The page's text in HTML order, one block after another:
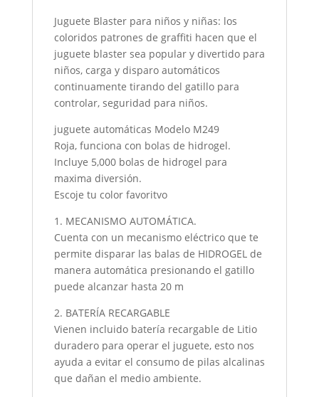
Juguete Blaster para niños y niñas: los
coloridos patrones de graffiti hacen que el
juguete blaster sea popular y divertido para
niños, carga y disparo automáticos
continuamente tirando del gatillo para
controlar, seguridad para niños.
juguete automáticas Modelo M249
Roja, funciona con bolas de hidrogel.
Incluye 5,000 bolas de hidrogel para
maxima diversión.
Escoje tu color favoritvo
1. MECANISMO AUTOMÁTICA.
Cuenta con un mecanismo eléctrico que te
permite disparar las balas de HIDROGEL de
manera automática presionando el gatillo
puede alcanzar hasta 20 m
2. BATERÍA RECARGABLE
Vienen incluido batería recargable de Litio
duradero para operar el juguete, esto nos
ayuda a evitar el consumo de pilas alcalinas
que dañan el medio ambiente.